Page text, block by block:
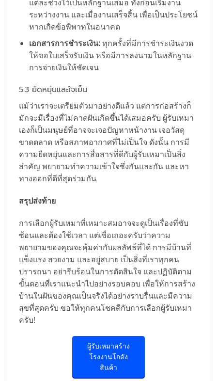
แต่ละช่วงไว้เป็นหลักฐานเสมอ ทั้งก่อนเริ่มงาน
ระหว่างงาน และเมื่องานเสร็จสิ้น เพื่อเป็นประโยชน์
หากเกิดข้อพิพาทในอนาคต
เอกสารการชำระเงิน:ทุกครั้งที่มีการชำระเงินงวด
ให้ขอใบเสร็จรับเงิน หรือมีการลงนามในหลักฐาน
การจ่ายเงินให้ชัดเจน
5.3 ยืดหยุ่นและใจเย็น
แม้ว่าเราจะเตรียมตัวมาอย่างดีแล้ว แต่การก่อสร้างก็
มักจะมีเรื่องที่ไม่คาดฝันเกิดขึ้นได้เสมอครับ ผู้รับเหมา
เองก็เป็นมนุษย์ที่อาจจะเจอปัญหาหน้างาน เจอวัสดุ
ขาดตลาด หรือสภาพอากาศที่ไม่เป็นใจ ดังนั้น การมี
ความยืดหยุ่นและการสื่อสารที่ดีกับผู้รับเหมาเป็นสิ่ง
สำคัญ พยายามทำความเข้าใจซึ่งกันและกัน และหา
ทางออกที่ดีที่สุดร่วมกัน
สรุปส่งท้าย
การเลือกผู้รับเหมาที่เหมาะสมอาจจะดูเป็นเรื่องที่ซับ
ซ้อนและต้องใช้เวลา แต่เชื่อเถอะครับว่าความ
พยายามของคุณจะคุ้มค่ากับผลลัพธ์ที่ได้ การมีบ้านที่
แข็งแรง สวยงาม และอยู่สบาย เป็นสิ่งที่เราทุกคน
ปรารถนา อย่ารีบร้อนในการตัดสินใจ และปฏิบัติตาม
ขั้นตอนที่เราแนะนำไปอย่างรอบคอบ เพื่อให้การสร้าง
บ้านในฝันของคุณเป็นจริงได้อย่างราบรื่นและมีความ
สุขที่สุดครับ ขอให้ทุกคนโชคดีกับการเลือกผู้รับเหมา
ครับ!
ผู้รับเหมาสร้าง
โรงงานโกดัง
สินค้า